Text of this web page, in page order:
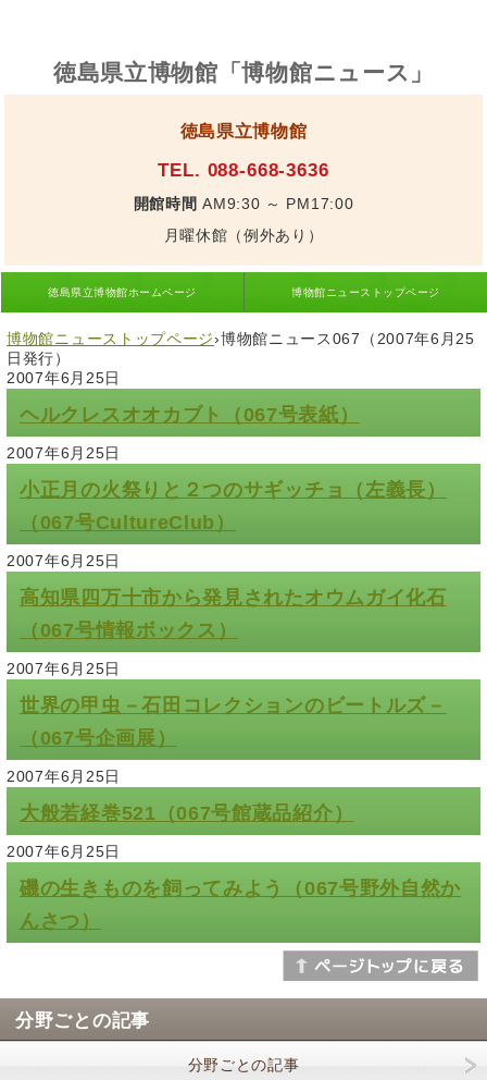
徳島県立博物館「博物館ニュース」
徳島県立博物館
TEL. 088-668-3636
開館時間 AM9:30 ～ PM17:00
月曜休館（例外あり）
徳島県立博物館ホームページ 博物館ニューストップページ
博物館ニューストップページ›博物館ニュース067（2007年6月25
日発行）
2007年6月25日
ヘルクレスオオカブト（067号表紙）
2007年6月25日
小正月の火祭りと２つのサギッチョ（左義長）
（067号CultureClub）
2007年6月25日
高知県四万十市から発見されたオウムガイ化石
（067号情報ボックス）
2007年6月25日
世界の甲虫－石田コレクションのビートルズ－
（067号企画展）
2007年6月25日
大般若経巻521（067号館蔵品紹介）
2007年6月25日
磯の生きものを飼ってみよう（067号野外自然か
んさつ）
分野ごとの記事
分野ごとの記事